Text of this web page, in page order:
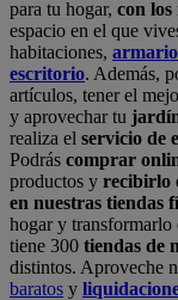
para tu hogar, con los
espacio en el que
habitaciones,
escritorio. Además,
artículos, tener el
y aprovechar tu
realiza el servicio de
Podrás comprar
productos y recibirlo
en nuestras tiendas
hogar y transformarlo
tiene 300 tiendas de
distintos. Aproveche
baratos y